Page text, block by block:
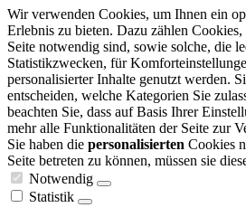
Wir verwenden Cookies, um Ihnen ein
Erlebnis zu bieten. Dazu zählen
Seite notwendig sind, sowie solche, die
Statistikzwecken, für
personalisierter Inhalte genutzt werden.
entscheiden, welche Kategorien Sie
beachten Sie, dass auf Basis Ihrer
mehr alle Funktionalitäten der Seite zur
Sie haben die personalisierten Cookies
Seite betreten zu können, müssen sie
Notwendig
Statistik